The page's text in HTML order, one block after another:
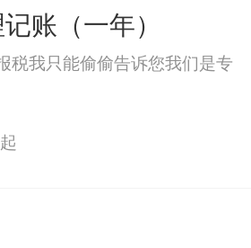
账（一年）
税我只能偷偷告诉您我们是专